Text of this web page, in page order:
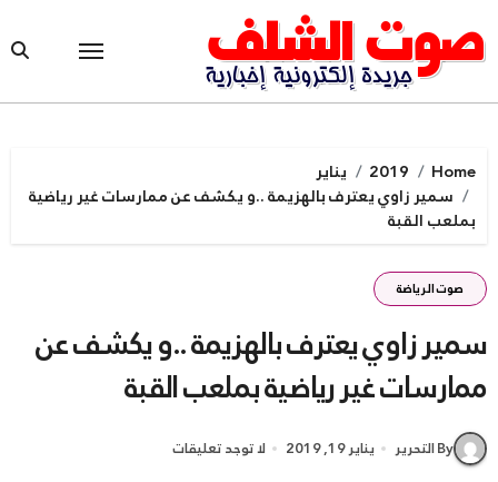
to
content
Home
2019
يناير
سمير زاوي يعترف بالهزيمة ..و يكشف عن ممارسات غير رياضية
بملعب القبة
صوت الرياضة
سمير زاوي يعترف بالهزيمة ..و يكشف عن
ممارسات غير رياضية بملعب القبة
By التحرير يناير 19, 2019 لا توجد تعليقات